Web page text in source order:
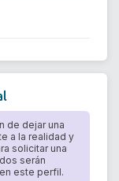
de dejar una
a la realidad y
solicitar una
serán
este perfil.